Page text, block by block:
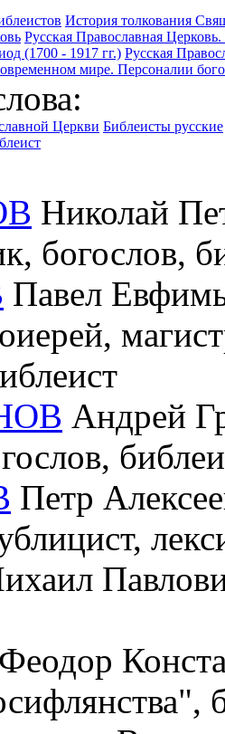
История толкования
Русская Православная
(1700 - 1917 гг.) Русская
мире. Персоналии
Церкви Библеисты русские
Николай
богослов,
Павел
Андрей
Петр
Феодор